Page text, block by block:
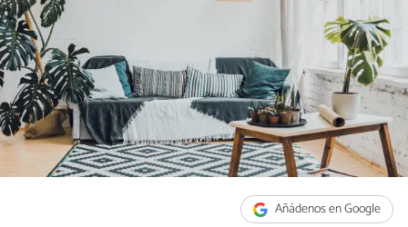
Añádenos en Google